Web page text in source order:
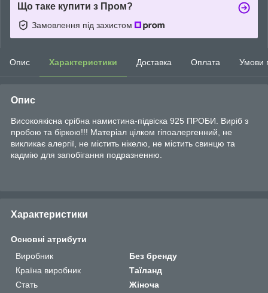
Що таке купити з Пром?
Замовлення під захистом
Опис Характеристики Доставка Оплата Умови
Опис
Високоякісна срібна намистина-підвіска 925 ПРОБИ. Виріб з
пробою та біркою!!! Матеріал цілком гіпоалергенний, не
викликає алергії, не містить нікелю, не містить свинцю та
кадмію для запобігання подразненню.
Характеристики
Основні атрибути
Виробник
Без бренду
Країна виробник
Таїланд
Стать
Жіноча